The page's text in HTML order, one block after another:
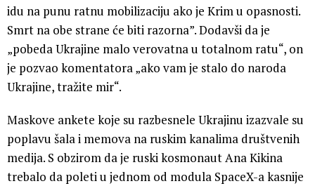
idu na punu ratnu mobilizaciju ako je Krim u opasnosti.
Smrt na obe strane će biti razorna”. Dodavši da je
„pobeda Ukrajine malo verovatna u totalnom ratu“, on
je pozvao komentatora „ako vam je stalo do naroda
Ukrajine, tražite mir“.
Maskove ankete koje su razbesnele Ukrajinu izazvale su
poplavu šala i memova na ruskim kanalima društvenih
medija. S obzirom da je ruski kosmonaut Ana Kikina
trebalo da poleti u jednom od modula SpaceX-a kasnije